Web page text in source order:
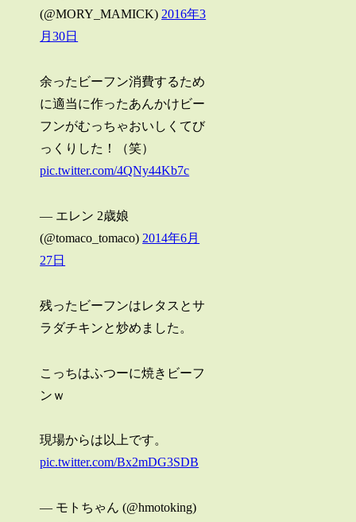
(@MORY_MAMICK) 2016年3
月30日
余ったビーフン消費するため
に適当に作ったあんかけビー
フンがむっちゃおいしくてび
っくりした！（笑）
pic.twitter.com/4QNy44Kb7c
— エレン 2歳娘
(@tomaco_tomaco) 2014年6月
27日
残ったビーフンはレタスとサ
ラダチキンと炒めました。
こっちはふつーに焼きビーフ
ンｗ
現場からは以上です。
pic.twitter.com/Bx2mDG3SDB
— モトちゃん (@hmotoking)